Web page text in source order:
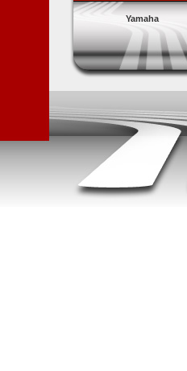
Yamaha